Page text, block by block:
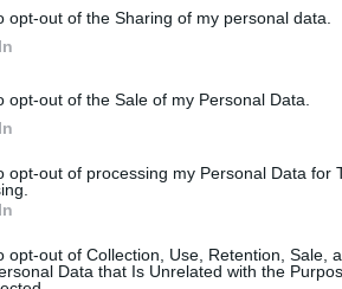
opt-out of the Sharing of my personal data.
opt-out of the Sale of my Personal Data.
opt-out of processing my Personal Data for
opt-out of Collection, Use, Retention, Sale,
Data that Is Unrelated with the